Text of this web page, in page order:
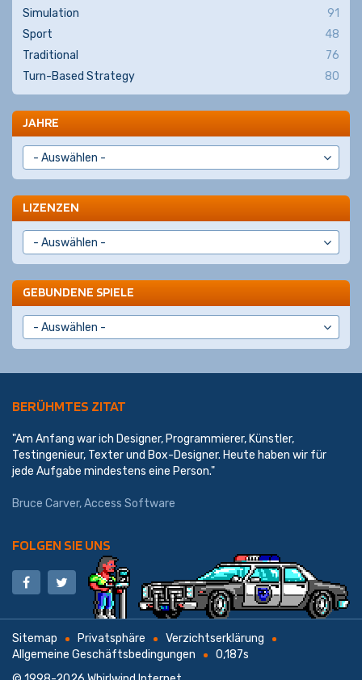
Simulation
91
Sport
48
Traditional
76
Turn-Based Strategy
80
JAHRE
LIZENZEN
GEBUNDENE SPIELE
BERÜHMTES ZITAT
"Am Anfang war ich Designer, Programmierer, Künstler,
Testingenieur, Texter und Box-Designer. Heute haben wir für
jede Aufgabe mindestens eine Person."
Bruce Carver, Access Software
FOLGEN SIE UNS
Sitemap Privatsphäre
Verzichtserklärung
Allgemeine Geschäftsbedingungen
0,187s